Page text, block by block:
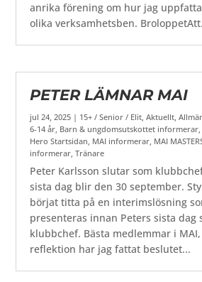
anrika förening om hur jag
olika verksamhetsben.
PETER LÄMNAR MAI
jul 24, 2025| 15+ / Senior / Elit, Aktuellt,
6-14 år, Barn & ungdomsutskottet informerar,
Hero Startsidan MAI informerar, MAI
informerar, Tränare
Peter Karlsson slutar som
sista dag blir den 30 september.
börjat titta på en interimslösning
presenteras innan Peters sista dag
klubbchef. Bästa medlemmar i
reflektion har jag fattat beslutet...